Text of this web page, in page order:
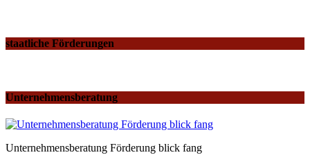
staatliche Förderungen
Unternehmensberatung
Unternehmensberatung Förderung blick fang